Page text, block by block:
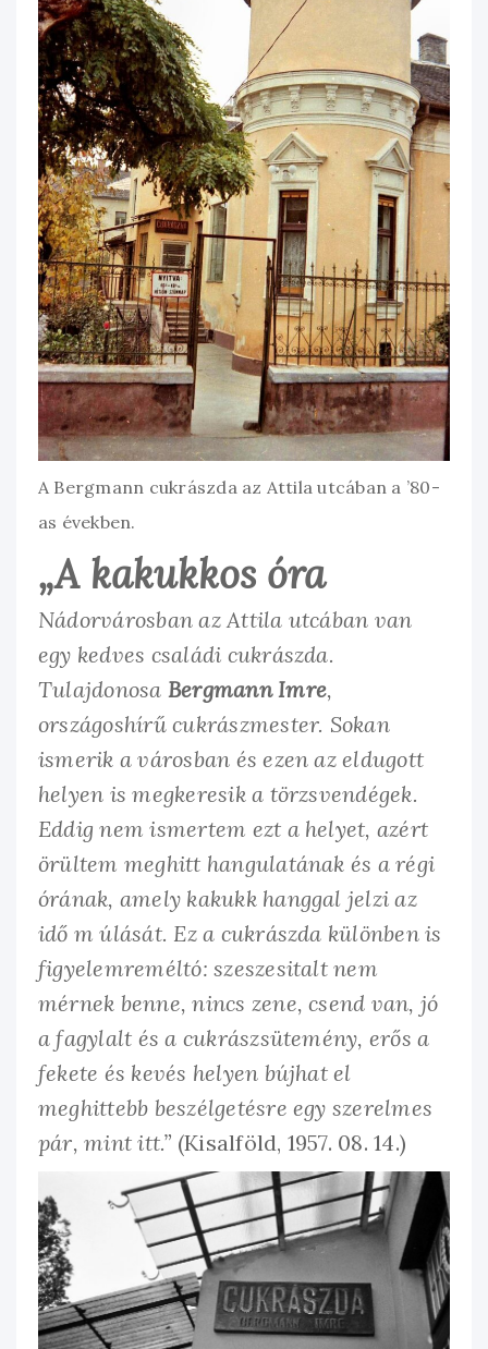
A Bergmann cukrászda az Attila utcában a ’80-
as években.
„A kakukkos óra
Nádorvárosban az Attila utcában van
egy kedves családi cukrászda.
Tulajdonosa Bergmann Imre,
országoshírű cukrászmester. Sokan
ismerik a városban és ezen az eldugott
helyen is megkeresik a törzsvendégek.
Eddig nem ismertem ezt a helyet, azért
örültem meghitt hangulatának és a régi
órának, amely kakukk hanggal jelzi az
idő m úlását. Ez a cukrászda különben is
figyelemreméltó: szeszesitalt nem
mérnek benne, nincs zene, csend van, jó
a fagylalt és a cukrászsütemény, erős a
fekete és kevés helyen bújhat el
meghittebb beszélgetésre egy szerelmes
pár, mint itt.” (Kisalföld, 1957. 08. 14.)